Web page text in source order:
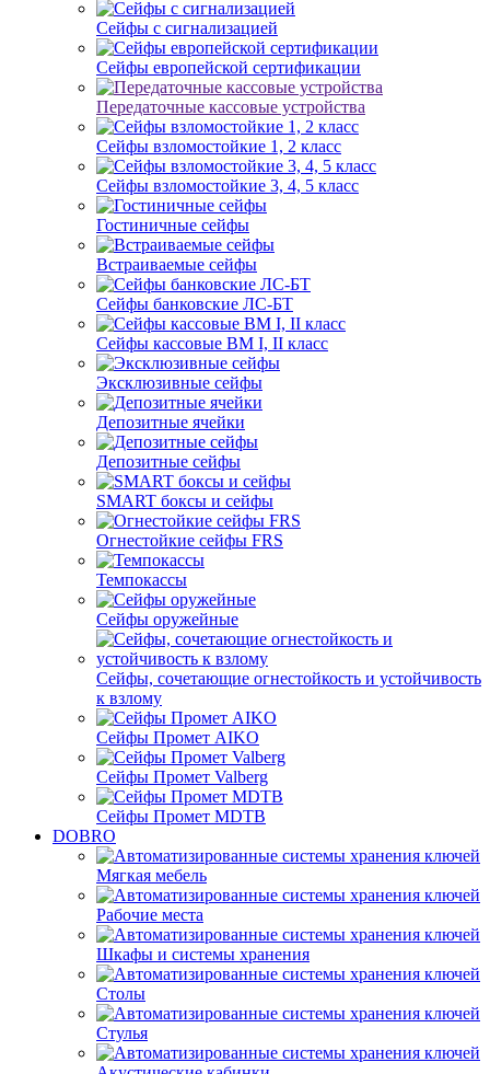
Сейфы с сигнализацией
Сейфы европейской сертификации
Передаточные кассовые устройства
Сейфы взломостойкие 1, 2 класс
Сейфы взломостойкие 3, 4, 5 класс
Гостиничные сейфы
Встраиваемые сейфы
Сейфы банковские ЛС-БТ
Сейфы кассовые ВМ I, II класс
Эксклюзивные сейфы
Депозитные ячейки
Депозитные сейфы
SMART боксы и сейфы
Огнестойкие сейфы FRS
Темпокассы
Сейфы оружейные
Сейфы, сочетающие огнестойкость и устойчивость
к взлому
Сейфы Промет AIKO
Сейфы Промет Valberg
Сейфы Промет MDTB
DOBRO
Мягкая мебель
Рабочие места
Шкафы и системы хранения
Столы
Стулья